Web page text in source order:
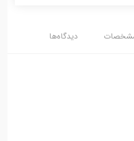
دیدگاه‌ها